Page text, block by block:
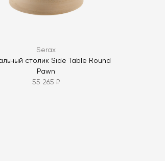
Serax
столик Side Table Round
Pawn
55 265 ₽